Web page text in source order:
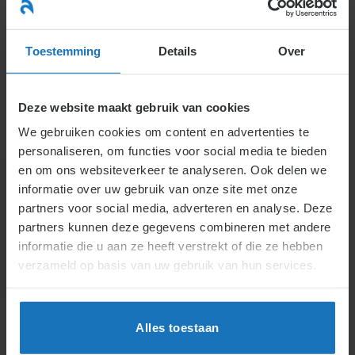
Toestemming Details Over
Deze website maakt gebruik van cookies
We gebruiken cookies om content en advertenties te
personaliseren, om functies voor social media te bieden
en om ons websiteverkeer te analyseren. Ook delen we
informatie over uw gebruik van onze site met onze
partners voor social media, adverteren en analyse. Deze
partners kunnen deze gegevens combineren met andere
informatie die u aan ze heeft verstrekt of die ze hebben
verzameld op basis van uw gebruik van hun services.
Alles toestaan
naar
inhoud